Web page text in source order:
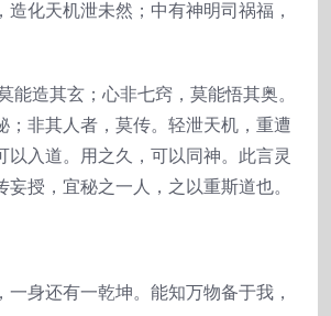
造化天机泄未然；中有神明司祸福，
能造其玄；心非七窍，莫能悟其奥。
；非其人者，莫传。轻泄天机，重遭
以入道。用之久，可以同神。此言灵
授，宜秘之一人，之以重斯道也。
一身还有一乾坤。能知万物备于我，